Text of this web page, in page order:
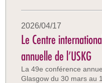
2026/04/17
Le Centre
annuelle de l’USKG
La 49e conférence
Glasgow du 30 mars au